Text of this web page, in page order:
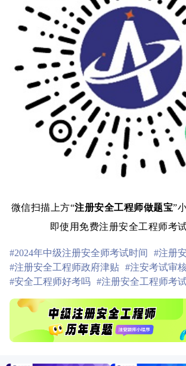
微信扫描上方“注册安全工程师做题宝”
即使用免费注册安全工程师考
#2024年中级注册安全师考试时间
#注册
#注册安全工程师政府津贴 #注安考试审
#安全工程师好考吗 #注册安全工程师考